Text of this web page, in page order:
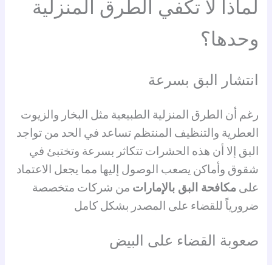
لماذا لا تكفي الطرق المنزلية
وحدها؟
انتشار البق بسرعة
رغم أن الطرق المنزلية الطبيعية مثل البخار والزيوت
العطرية والتنظيف المنتظم تساعد في الحد من تواجد
البق إلا أن هذه الحشرات تتكاثر بسرعة وتختبئ في
شقوق وأماكن يصعب الوصول إليها مما يجعل الاعتماد
علىمكافحة البق بالإمارات من شركات متخصصة
ضرورياً للقضاء على المصدر بشكل كامل
صعوبة القضاء على البيض